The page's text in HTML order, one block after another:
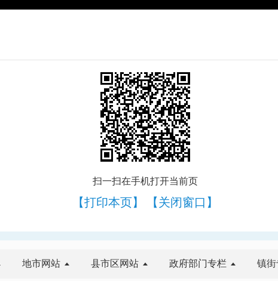
扫一扫在手机打开当前页
【打印本页】 【关闭窗口】
地市网站 县市区网站 政府部门专栏 镇街